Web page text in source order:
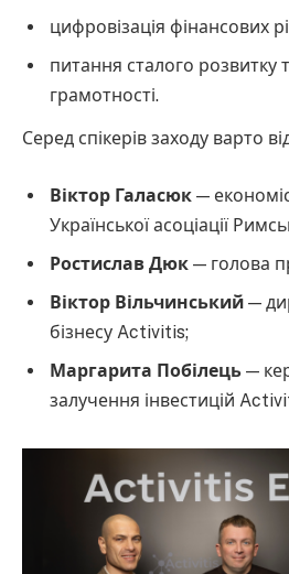
цифровізація фінансових
питання сталого розвитку
грамотності.
Серед спікерів заходу варто
Віктор Галасюк —
Української асоціації
Ростислав Дюк — голова
Віктор Вільчинський —
бізнесу Activitis;
Маргарита Побілець —
залучення інвестицій